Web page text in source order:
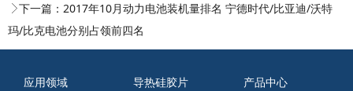
下一篇： 2017年10月动力电池装机量排名 宁德时代/比亚迪/沃特
玛/比克电池分别占领前四名
应用领域 导热硅胶片
产品中心